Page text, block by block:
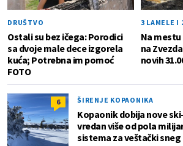
DRUŠTVO
Ostali su bez ičega: Porodici
sa dvoje male dece izgorela
kuća; Potrebna im pomoć
FOTO
3 LAMELE I
Na
na
novih
6 ŠIRENJE KOPAONIKA
Kopaonik dobija nove
vredan više od pola
sistema za veštački sneg